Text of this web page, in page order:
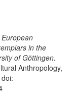
in the
of Göttingen.
Anthropology,